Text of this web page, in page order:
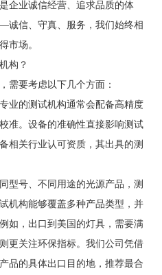
企业诚信经营、追求品质的体
信、守真、服务，我们始终相
市场。
构？
需要考虑以下几个方面：
业的测试机构通常会配备高精度
准。设备的准确性直接影响测试
相关行业认可资质，其出具的测
型号、不同用途的光源产品，测
机构能够覆盖多种产品类型，并
如，出口到美国的灯具，需要满
更关注环保指标。我们公司凭借
品的具体出口目的地，推荐最合